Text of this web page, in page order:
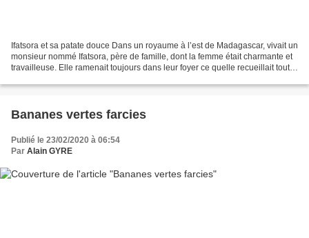
Ifatsora et sa patate douce Dans un royaume à l’est de Madagascar, vivait un
monsieur nommé Ifatsora, père de famille, dont la femme était charmante et
travailleuse. Elle ramenait toujours dans leur foyer ce quelle recueillait toute
Bananes vertes farcies
Publié le 23/02/2020 à 06:54
Par Alain GYRE